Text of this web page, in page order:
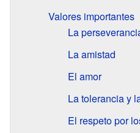
Valores importantes
La
La amistad
El amor
La tolerancia y
El respeto por